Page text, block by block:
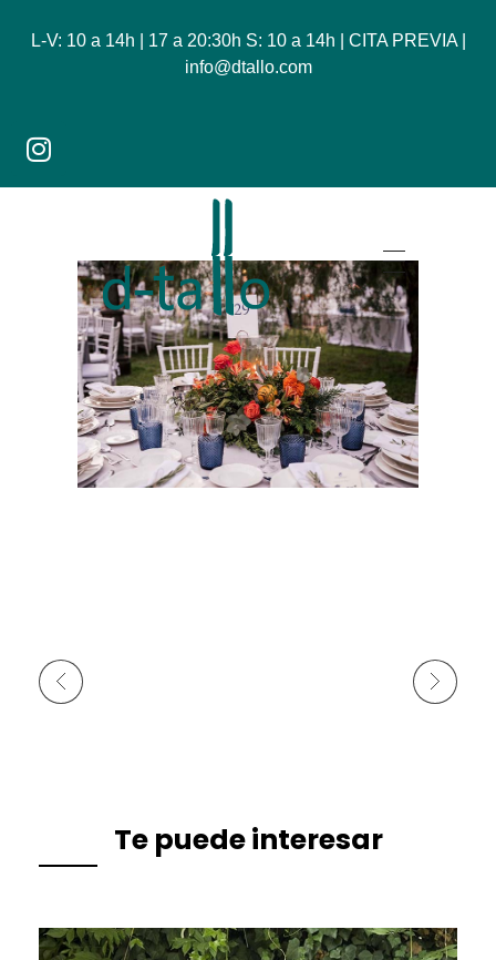
L-V: 10 a 14h | 17 a 20:30h S: 10 a 14h | CITA PREVIA |
info@dtallo.com
Dtallo - Tienda online de flores
Te puede interesar